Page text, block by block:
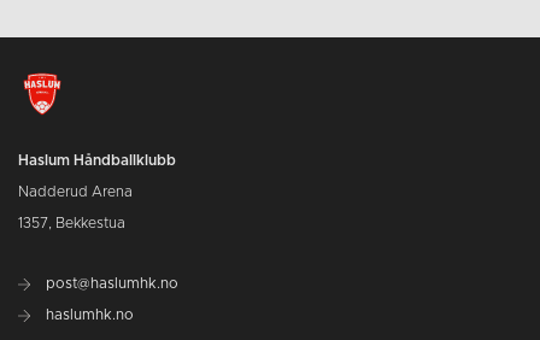
Haslum Håndballklubb
Nadderud Arena
1357, Bekkestua
post@haslumhk.no
haslumhk.no